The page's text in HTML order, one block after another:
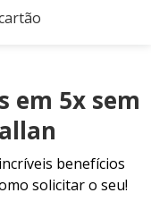
em 5x sem
benefícios
solicitar o seu!